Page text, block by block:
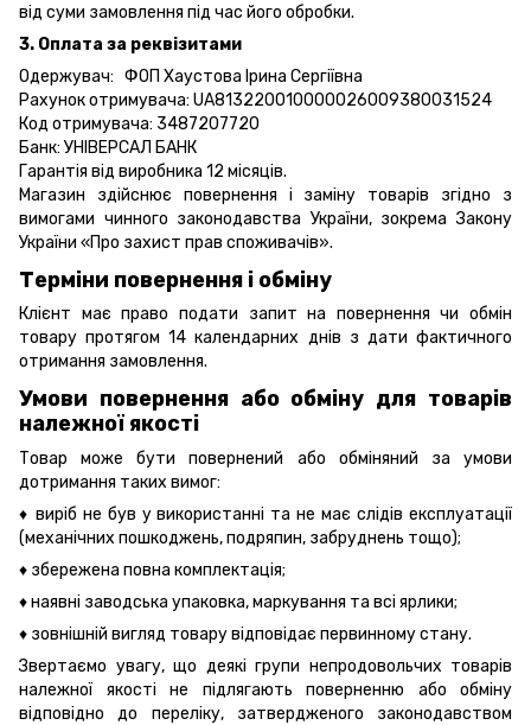
від суми замовлення під час його обробки.
3. Оплата за реквізитами
Одержувач: ФОП Хаустова Ірина Сергіївна
Рахунок отримувача: UA813220010000026009380031524
Код отримувача: 3487207720
Банк: УНІВЕРСАЛ БАНК
Гарантія від виробника 12 місяців.
Магазин здійснює повернення і заміну товарів згідно з
вимогами чинного законодавства України, зокремаЗакону
України «Про захист прав споживачів».
Терміни повернення і обміну
Клієнт має право подати запит на повернення чи обмін
товару протягом 14 календарних днів з дати фактичного
отримання замовлення.
Умови повернення або обміну для товарів
належної якості
Товар може бути повернений або обміняний за умови
дотримання таких вимог:
♦ виріб не був у використанні та не має слідів експлуатації
(механічних пошкоджень, подряпин, забруднень тощо);
♦ збережена повна комплектація;
♦ наявні заводська упаковка, маркування та всі ярлики;
♦ зовнішній вигляд товару відповідає первинному стану.
Звертаємо увагу, що деякі групи непродовольчих товарів
належної якості не підлягають поверненню або обміну
відповідно до переліку, затвердженого законодавством